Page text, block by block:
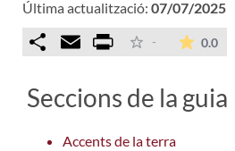
Última actualització: 07/07/2025
Comparteix
Email Print - 0.0La
Seccions de la guia
Accents de la terra